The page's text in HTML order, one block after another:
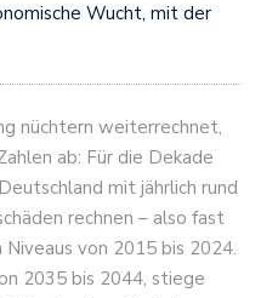
Wucht, mit der
nüchtern weiterrechnet,
ab: Für die Dekade
mit jährlich rund
rechnen – also fast
von 2015 bis 2024.
2035 bis 2044, stiege